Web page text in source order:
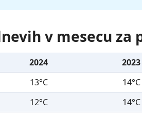
v mesecu za
2024
2023
13°C
14°C
12°C
14°C